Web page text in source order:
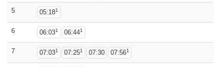
5 05:181
6 06:031 06:441
7 07:031 07:251 07:30 07:561